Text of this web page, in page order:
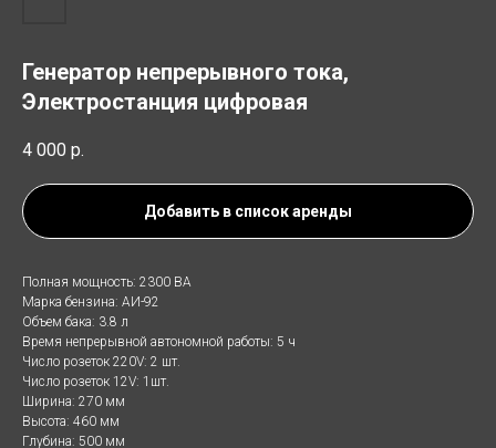
Генератор непрерывного тока,
Электростанция цифровая
4 000 р.
Добавить в список аренды
Полная мощность: 2300 ВА
Марка бензина: АИ-92
Объем бака: 3.8 л
Время непрерывной автономной работы: 5 ч
Число розеток 220V: 2 шт.
Число розеток 12V: 1шт.
Ширина: 270 мм
Высота: 460 мм
Глубина: 500 мм